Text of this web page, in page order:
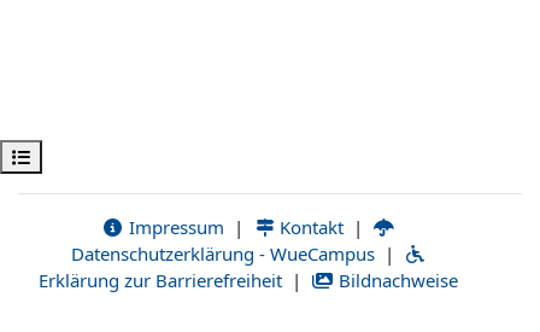
Öppna kursmenyn
Impressum | Kontakt |
Datenschutzerklärung - WueCampus |
Erklärung zur Barrierefreiheit | Bildnachweise